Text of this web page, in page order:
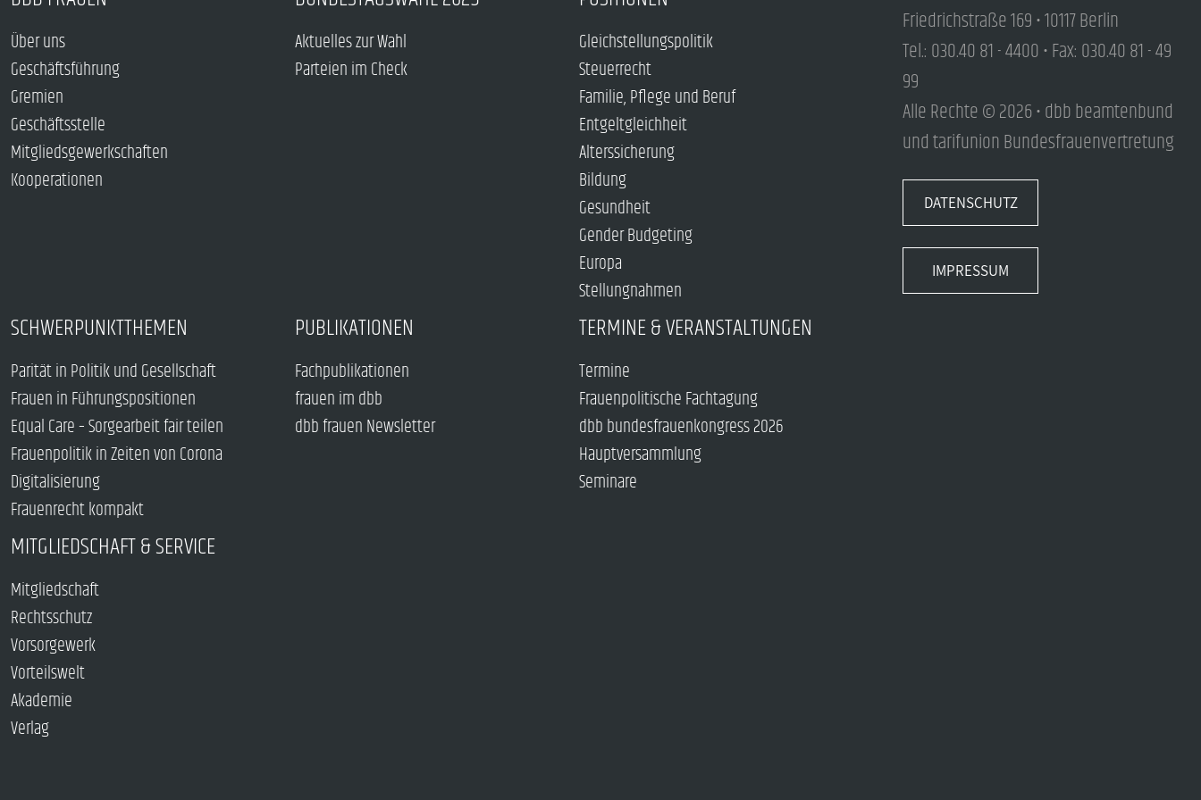
Über uns
Geschäftsführung
Gremien
Geschäftsstelle
Mitgliedsgewerkschaften
Kooperationen
Aktuelles zur Wahl
Parteien im Check
Gleichstellungspolitik
Steuerrecht
Familie, Pflege und Beruf
Entgeltgleichheit
Alterssicherung
Bildung
Gesundheit
Gender Budgeting
Europa
Stellungnahmen
SCHWERPUNKTTHEMEN
Parität in Politik und Gesellschaft
Frauen in Führungspositionen
Equal Care – Sorgearbeit fair teilen
Frauenpolitik in Zeiten von Corona
Digitalisierung
Frauenrecht kompakt
PUBLIKATIONEN
Fachpublikationen
frauen im dbb
dbb frauen Newsletter
TERMINE & VERANSTALTUNGEN
Termine
Frauenpolitische Fachtagung
dbb bundesfrauenkongress 2026
Hauptversammlung
Seminare
MITGLIEDSCHAFT & SERVICE
Mitgliedschaft
Rechtsschutz
Vorsorgewerk
Vorteilswelt
Akademie
Verlag
Friedrichstraße 169 • 10117 Berlin
Tel.: 030.40 81 - 4400 • Fax: 030.40 81 - 49
99
Alle Rechte © 2026 • dbb beamtenbund
und tarifunion Bundesfrauenvertretung
DATENSCHUTZ
IMPRESSUM